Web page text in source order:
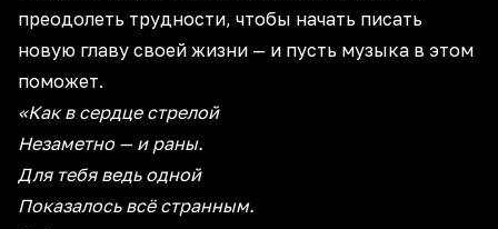
преодолеть трудности, чтобы начать писать
новую главу своей жизни — и пусть музыка в этом
поможет.
«Как в сердце стрелой
Незаметно — и раны.
Для тебя ведь одной
Показалось всё странным.